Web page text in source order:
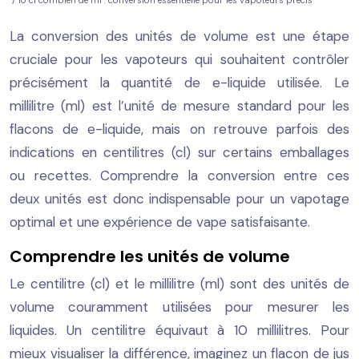
La conversion des unités de volume est une étape
cruciale pour les vapoteurs qui souhaitent contrôler
précisément la quantité de e-liquide utilisée. Le
millilitre (ml) est l’unité de mesure standard pour les
flacons de e-liquide, mais on retrouve parfois des
indications en centilitres (cl) sur certains emballages
ou recettes. Comprendre la conversion entre ces
deux unités est donc indispensable pour un vapotage
optimal et une expérience de vape satisfaisante.
Comprendre les unités de volume
Le centilitre (cl) et le millilitre (ml) sont des unités de
volume couramment utilisées pour mesurer les
liquides. Un centilitre équivaut à 10 millilitres. Pour
mieux visualiser la différence, imaginez un flacon de jus